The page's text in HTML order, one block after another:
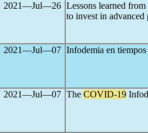
2021―Jul―26 Lessons learned
to invest in advanced
2021―Jul―07 Infodemia en
2021―Jul―07 The COVID-19